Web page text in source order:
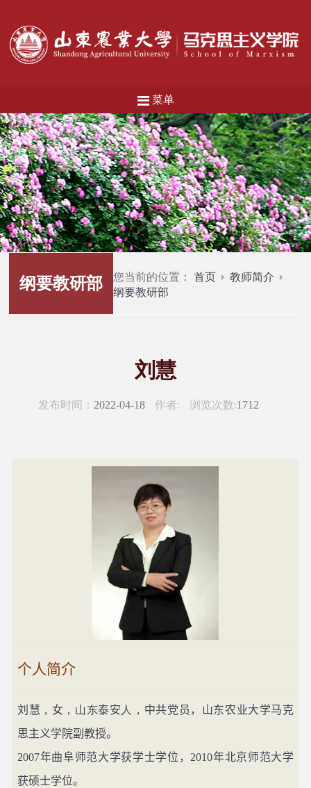
菜单
纲要教研部 您当前的位置：首页
教师简介
纲要教研部
刘慧
发布时间： 2022-04-18 作者: 浏览次数:1712
个人简介
刘慧 ， 女 ，山东泰安 人， 中共党员，山东农业大学马克
思主义学院副教授。
2007年曲阜师范大学获学士学位， 2010年北京师范大学
获硕士学位。